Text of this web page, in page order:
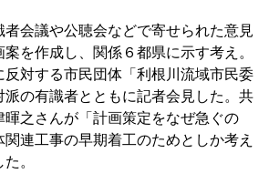
会議や公聴会などで寄せられた意見
を作成し、関係６都県に示す考え。
対する市民団体「利根川流域市民委
派の有識者とともに記者会見した。共
暉之さんが「計画策定をなぜ急ぐの
連工事の早期着工のためとしか考え
。